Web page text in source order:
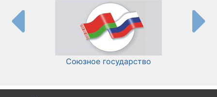
Союзное государство